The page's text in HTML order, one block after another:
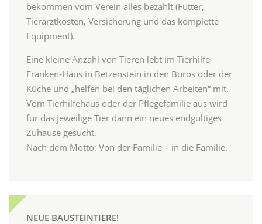
bekommen vom Verein alles bezahlt (Futter,
Tierarztkosten, Versicherung und das komplette
Equipment).
Eine kleine Anzahl von Tieren lebt im Tierhilfe-
Franken-Haus in Betzenstein in den Büros oder der
Küche und „helfen bei den täglichen Arbeiten“ mit.
Vom Tierhilfehaus oder der Pflegefamilie aus wird
für das jeweilige Tier dann ein neues endgültiges
Zuhause gesucht.
Nach dem Motto: Von der Familie – in die Familie.
NEUE BAUSTEINTIERE!